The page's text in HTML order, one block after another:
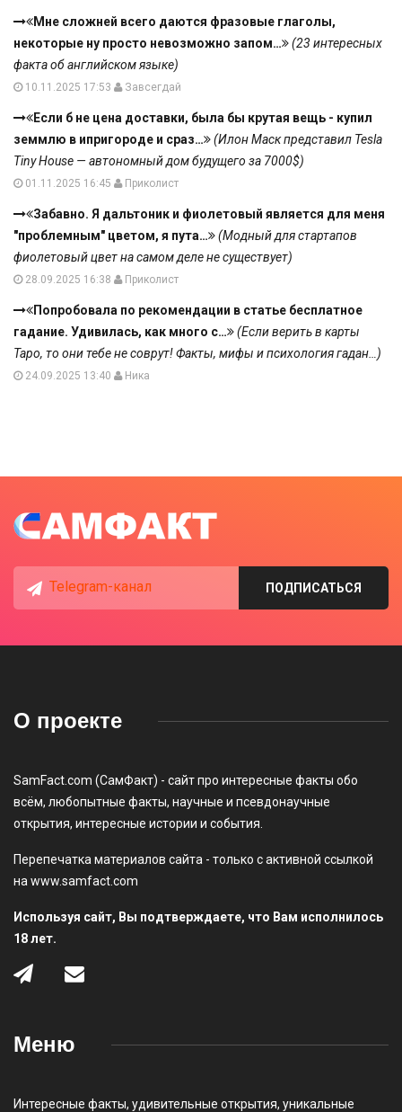
Мне сложней всего даются фразовые глаголы,
некоторые ну просто невозможно запом…
(23 интересных
факта об английском языке)
10.11.2025 17:53 Завсегдай
Если б не цена доставки, была бы крутая вещь - купил
земмлю в ипригороде и сраз…
(Илон Маск представил Tesla
Tiny House — автономный дом будущего за 7000$)
01.11.2025 16:45 Приколист
Забавно. Я дальтоник и фиолетовый является для меня
"проблемным" цветом, я пута…
(Модный для стартапов
фиолетовый цвет на самом деле не существует)
28.09.2025 16:38 Приколист
Попробовала по рекомендации в статье бесплатное
гадание. Удивилась, как много с…
(Если верить в карты
Таро, то они тебе не соврут! Факты, мифы и психология гадан…)
24.09.2025 13:40 Ника
Telegram-канал ПОДПИСАТЬСЯ
О проекте
SamFact.com (СамФакт) - сайт про интересные факты обо
всём, любопытные факты, научные и псевдонаучные
открытия, интересные истории и события.
Перепечатка материалов сайта - только с активной ссылкой
на www.samfact.com
Используя сайт, Вы подтверждаете, что Вам исполнилось
18 лет.
Меню
Интересные факты, удивительные открытия, уникальные